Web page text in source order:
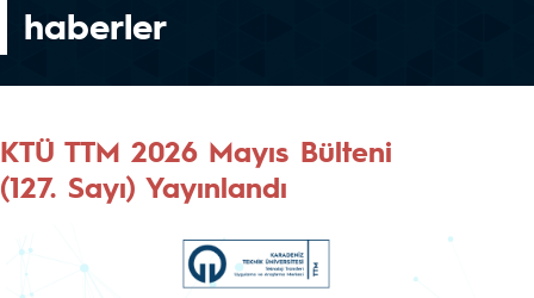
haberler
KTÜ TTM 2026 Mayıs Bülteni
(127. Sayı) Yayınlandı